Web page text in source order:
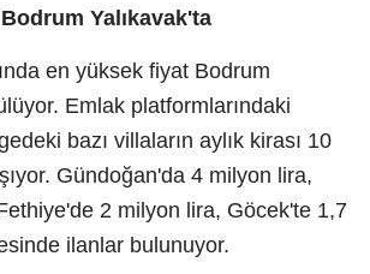
Yalıkavak'ta
en yüksek fiyat Bodrum
Emlak platformlarındaki
bazı villaların aylık kirası 10
Gündoğan'da 4 milyon lira,
2 milyon lira, Göcek'te 1,7
ilanlar bulunuyor.